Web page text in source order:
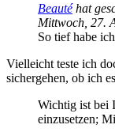
Beautéhat
Mittwoch, 27.
So tief habe
Vielleicht teste ich
sichergehen, ob ich
Wichtig ist bei
einzusetzen;